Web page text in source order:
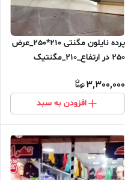
پرده نایلون مگنتی 210*250_عرض
250 در ارتفاع_210_مگنتیک
3,300,000
افزودن به سبد